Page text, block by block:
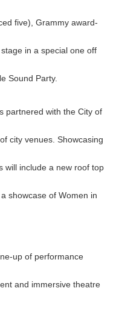
five), Grammy award-
in a special one off
Sound Party.
partnered with the City of
city venues. Showcasing
will include a new roof top
showcase of Women in
up of performance
and immersive theatre